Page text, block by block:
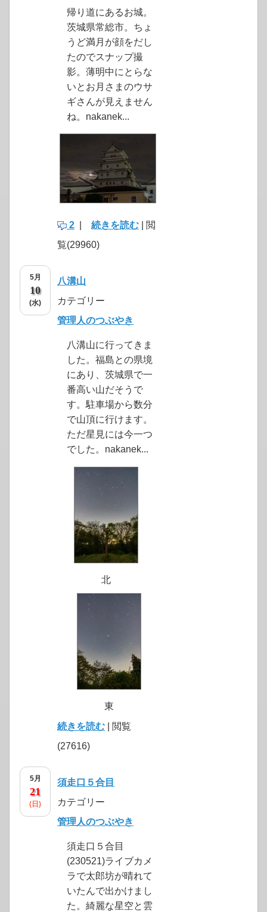
帰り道にあるお城。
茨城県常総市。ちょ
うど満月が顔をだし
たのでスナップ撮
影。薄明中にとらな
いとお月さまのウサ
ギさんが見えません
ね。nakanek...
2 続きを読む | 閲
覧(29960)
5月
10
(水)
八溝山
カテゴリー
管理人のつぶやき
八溝山に行ってきま
した。福島との県境
にあり、茨城県で一
番高い山だそうで
す。駐車場から数分
で山頂に行けます。
ただ星見には今一つ
でした。nakanek...
北
東
続きを読む | 閲覧
(27616)
5月
21
(日)
須走口５合目
カテゴリー
管理人のつぶやき
須走口５合目
(230521)ライブカメ
ラで太郎坊が晴れて
いたんで出かけまし
た。綺麗な星空と雲